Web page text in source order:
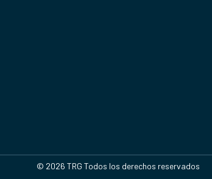
© 2026 TRG Todos los derechos reservados